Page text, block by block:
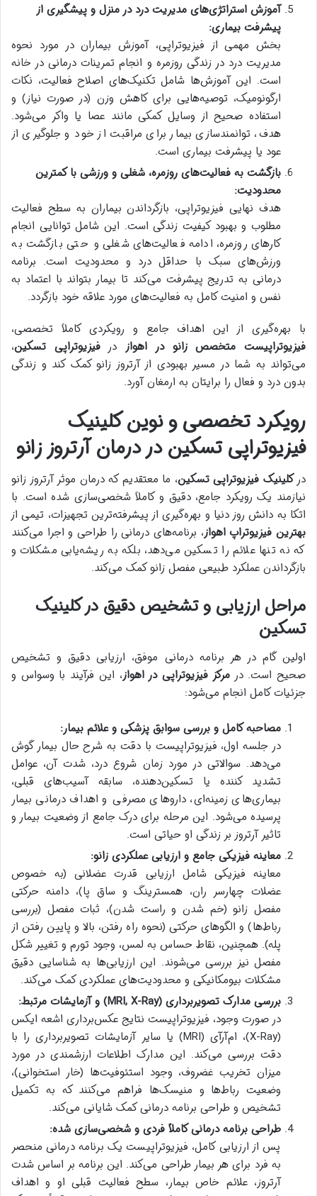
آموزش استراتژی‌های مدیریت درد در منزل و پیشگیری از
پیشرفت بیماری:
بخش مهمی از فیزیوتراپی، آموزش بیماران در مورد نحوه
مدیریت درد در زندگی روزمره و انجام تمرینات درمانی در خانه
است. این آموزش‌ها شامل تکنیک‌های اصلاح فعالیت، نکات
ارگونومیک، توصیه‌هایی برای کاهش وزن (در صورت نیاز) و
استفاده صحیح از وسایل کمکی مانند عصا یا واکر می‌شود.
هدف، توانمندسازی بیمار برای مراقبت از خود و جلوگیری از
عود یا پیشرفت بیماری است.
بازگشت به فعالیت‌های روزمره، شغلی و ورزشی با کمترین
محدودیت:
هدف نهایی فیزیوتراپی، بازگرداندن بیماران به سطح فعالیت
مطلوب و بهبود کیفیت زندگی است. این شامل توانایی انجام
کارهای روزمره، ادامه فعالیت‌های شغلی و حتی بازگشت به
ورزش‌های سبک با حداقل درد و محدودیت است. برنامه
درمانی به تدریج پیشرفت می‌کند تا بیمار بتواند با اعتماد به
نفس و امنیت کامل به فعالیت‌های مورد علاقه خود بازگردد.
با بهره‌گیری از این اهداف جامع و رویکردی کاملاً تخصصی،
فیزیوتراپیست متخصص زانو در اهواز درفیزیوتراپی تسکین،
می‌تواند به شما در مسیر بهبودی از آرتروز زانو کمک کند و زندگی
بدون درد و فعال را برایتان به ارمغان آورد.
رویکرد تخصصی و نوین کلینیک
فیزیوتراپی تسکین در درمان آرتروز زانو
درکلینیک فیزیوتراپی تسکین، ما معتقدیم که درمان موثر آرتروز زانو
نیازمند یک رویکرد جامع، دقیق و کاملاً شخصی‌سازی شده است. با
اتکا به دانش روز دنیا و بهره‌گیری از پیشرفته‌ترین تجهیزات، تیمی از
بهترین فیزیوتراپ اهواز، برنامه‌های درمانی را طراحی و اجرا می‌کنند
که نه تنها علائم را تسکین می‌دهد، بلکه به ریشه‌یابی مشکلات و
بازگرداندن عملکرد طبیعی مفصل زانو کمک می‌کند.
مراحل ارزیابی و تشخیص دقیق در کلینیک
تسکین
اولین گام در هر برنامه درمانی موفق، ارزیابی دقیق و تشخیص
صحیح است. درمرکز فیزیوتراپی در اهواز، این فرآیند با وسواس و
جزئیات کامل انجام می‌شود:
مصاحبه کامل و بررسی سوابق پزشکی و علائم بیمار:
در جلسه اول، فیزیوتراپیست با دقت به شرح حال بیمار گوش
می‌دهد. سوالاتی در مورد زمان شروع درد، شدت آن، عوامل
تشدید کننده یا تسکین‌دهنده، سابقه آسیب‌های قبلی،
بیماری‌های زمینه‌ای، داروهای مصرفی و اهداف درمانی بیمار
پرسیده می‌شود. این مرحله برای درک جامع از وضعیت بیمار و
تاثیر آرتروز بر زندگی او حیاتی است.
معاینه فیزیکی جامع و ارزیابی عملکردی زانو:
معاینه فیزیکی شامل ارزیابی قدرت عضلانی (به خصوص
عضلات چهارسر ران، همسترینگ و ساق پا)، دامنه حرکتی
مفصل زانو (خم شدن و راست شدن)، ثبات مفصل (بررسی
رباط‌ها) و الگوهای حرکتی (نحوه راه رفتن، بالا و پایین رفتن از
پله). همچنین، نقاط حساس به لمس، وجود تورم و تغییر شکل
مفصل نیز بررسی می‌شوند. این ارزیابی‌ها به شناسایی دقیق
مشکلات بیومکانیکی و محدودیت‌های عملکردی کمک می‌کند.
بررسی مدارک تصویربرداری (MRI, X-Ray) و آزمایشات مرتبط:
در صورت وجود، فیزیوتراپیست نتایج عکس‌برداری اشعه ایکس
(X-Ray)، ام‌آر‌آی (MRI) یا سایر آزمایشات تصویربرداری را با
دقت بررسی می‌کند. این مدارک اطلاعات ارزشمندی در مورد
میزان تخریب غضروف، وجود استئوفیت‌ها (خار استخوانی)،
وضعیت رباط‌ها و منیسک‌ها فراهم می‌کنند که به تکمیل
تشخیص و طراحی برنامه درمانی کمک شایانی می‌کند.
طراحی برنامه درمانی کاملاً فردی و شخصی‌سازی شده:
پس از ارزیابی کامل، فیزیوتراپیست یک برنامه درمانی منحصر
به فرد برای هر بیمار طراحی می‌کند. این برنامه بر اساس شدت
آرتروز، علائم خاص بیمار، سطح فعالیت قبلی او و اهداف